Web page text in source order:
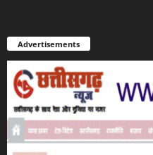
Advertisements